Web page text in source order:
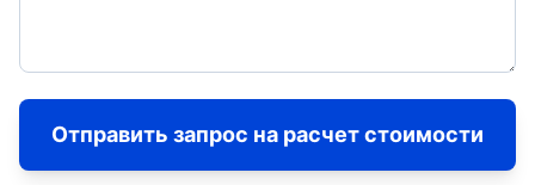
Отправить запрос на расчет стоимости